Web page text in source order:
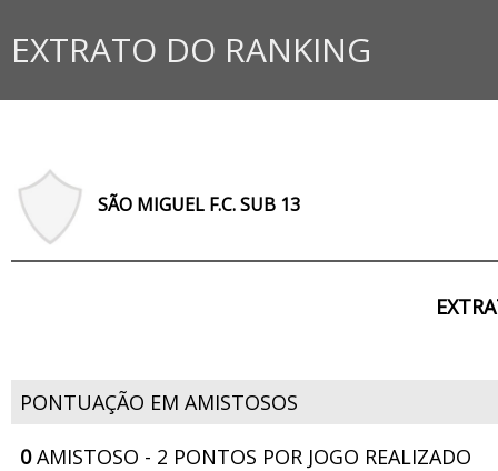
EXTRATO DO RANKING
SÃO MIGUEL F.C. SUB 13
PONTUAÇÃO EM AMISTOSOS
0AMISTOSO - 2 PONTOS POR JOGO REALIZADO